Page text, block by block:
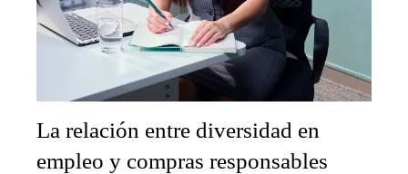
La relación entre diversidad en
empleo y compras responsables